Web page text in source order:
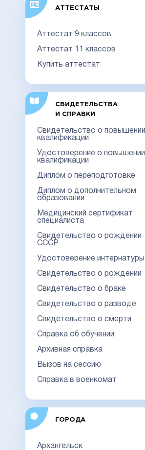
АТТЕСТАТЫ
Аттестат 9 классов
Аттестат 11 классов
Купить аттестат
СВИДЕТЕЛЬСТВА
И СПРАВКИ
Свидетельство о повышении
квалификации
Удостоверение о повышении
квалификации
Диплом о переподготовке
Диплом о дополнительном
образовании
Медицинский сертификат
специалиста
Свидетельство о рождении
СССР
Удостоверение интернатуры
Свидетельство о рождении
Свидетельство о браке
Свидетельство о разводе
Свидетельство о смерти
Справка об обучении
Архивная справка
Вызов на сессию
Справка в военкомат
ГОРОДА
Архангельск